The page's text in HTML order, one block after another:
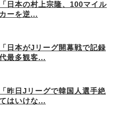
日本の村上宗隆、100マイル
ーを逆...
日本がJリーグ開幕戦で記録
最多観客...
昨日Jリーグで韓国人選手絶
はいけな...